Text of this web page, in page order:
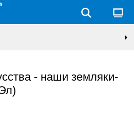
- наши земляки-